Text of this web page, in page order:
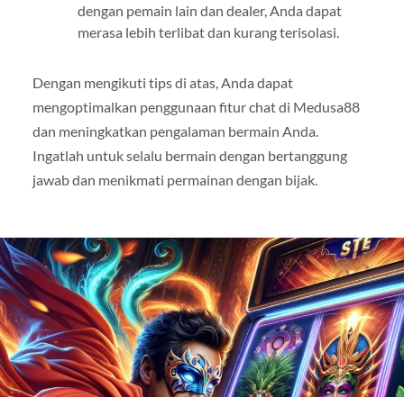
dengan pemain lain dan dealer, Anda dapat
merasa lebih terlibat dan kurang terisolasi.
Dengan mengikuti tips di atas, Anda dapat
mengoptimalkan penggunaan fitur chat di Medusa88
dan meningkatkan pengalaman bermain Anda.
Ingatlah untuk selalu bermain dengan bertanggung
jawab dan menikmati permainan dengan bijak.